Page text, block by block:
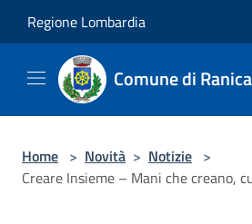
Regione Lombardia
Comune di Ranica
Home > Novità > Notizie >
Creare Insieme – Mani che creano,